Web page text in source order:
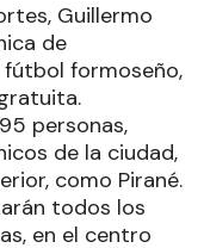
Guillermo
de
formoseño,
personas,
de la ciudad,
como Pirané.
todos los
en el centro